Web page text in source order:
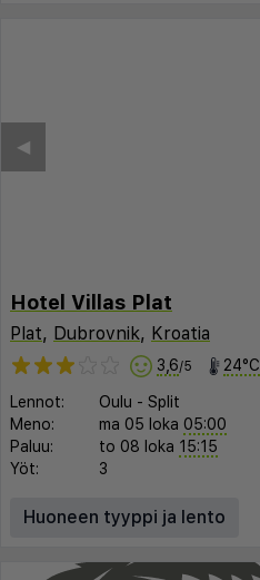
◀︎
Hotel Villas Plat
Plat, Dubrovnik, Kroatia
3,6/5 24°C
Lennot: Oulu - Split
Meno:
ma 05 loka 05:00
Paluu:
to 08 loka 15:15
Yöt:
3
Huoneen tyyppi ja lento